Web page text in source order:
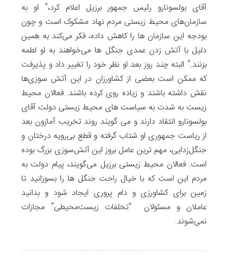
آقای بولسونارو رئیس جمهور برزیل اعلام کرد،” او به
سازمان‌های محیط زیستی مردم نهاد مشکوک است و چون
بودجه این سازمان ها را کاهش داده، فکر می‌کند به همین
دلیل با آتش زدن عمدی جنگل ها می‌خواهند به او لطمه
بزنند.” البته چند روز بعد او نظر خود را تغییر داد و پذیرفت
که ممکن است بعضی از کشاورزان در این آتش سوزی‌ها
نقش داشته باشند و زیاده روی کرده باشند. فعالان محیط
زیست به شدت به سیاست های محیط زیستی دولت آقای
بولسونارو انتقاد دارند و می گویند روند تخریب آمازون بعد
از ریاست جمهوری او شتاب گرفته و قطع بی‌رویه درختان و
جنگل‌زدایی، مهم ترین عامل بروز این آتش‌سوزی بزرگ بوده
است. فعالان محیط زیستی برزیل می‌گویند، پیام دولت به
مردم این است که با خیال راحت جنگل ها را بسوزانید تا
زمین برای کشاورزی و دام پروری ایجاد شود و بدانید
عاملان و مسئولان “تخلفات زیست‌محیطی” مجازات
نمی‌شوند.